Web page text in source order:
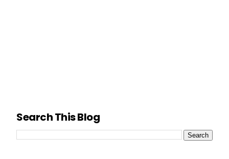
Search This Blog